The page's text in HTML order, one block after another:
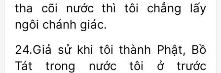
tha cõi nước thì tôi chẳng lấy
ngôi chánh giác.
24.Giả sử khi tôi thành Phật, Bồ
Tát trong nước tôi ở trước